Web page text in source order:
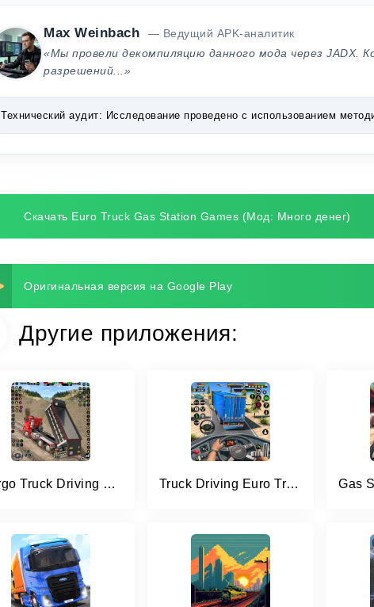
Max Weinbach
— Ведущий APK-аналитик
«Мы провели декомпиляцию данного мода через JADX.
разрешений...»
Технический аудит: Исследование проведено с использованием
Скачать Euro Truck Gas Station Games (Мод: Много денег)
Оригинальная версия на Google Play
Другие приложения:
Cargo Truck Driving Truck Game Truck Driving Euro Truck Game